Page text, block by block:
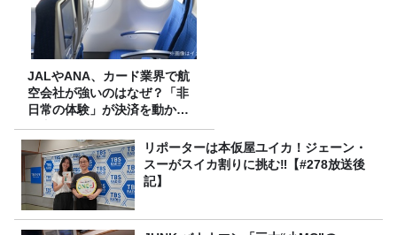
JALやANA、カード業界で航
空会社が強いのはなぜ？「非
日常の体験」が決済を動かす
理由
リポーターは本仮屋ユイカ！ジェーン・
スーがスイカ割りに挑む‼【#278放送後
記】